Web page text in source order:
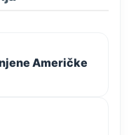
Američke